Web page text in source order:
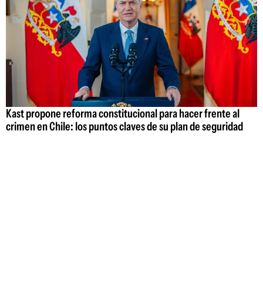
Kast propone reforma constitucional para hacer frente al
crimen en Chile: los puntos claves de su plan de seguridad